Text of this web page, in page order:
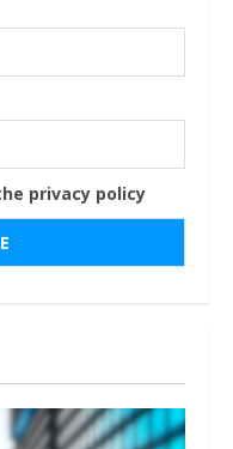
privacy policy